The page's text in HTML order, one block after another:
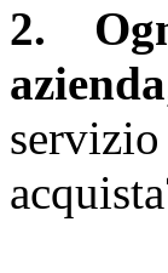
2.
azienda